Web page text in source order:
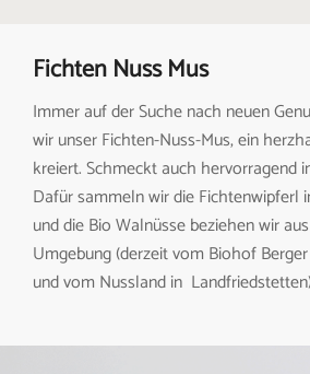
Fichten Nuss Mus
Immer auf der Suche nach neuen
wir unser Fichten-Nuss-Mus, ein
kreiert. Schmeckt auch hervorragend
Dafür sammeln wir die Fichtenwipferl
und die Bio Walnüsse beziehen wir
Umgebung (derzeit vom Biohof
und vom Nussland in